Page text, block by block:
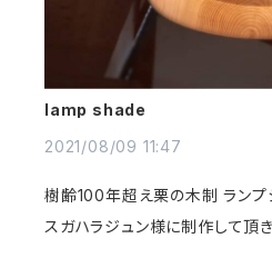
lamp shade
2021/08/09 11:47
樹齢100年超え栗の木制 ランプ
スガハラジュン様に制作して頂